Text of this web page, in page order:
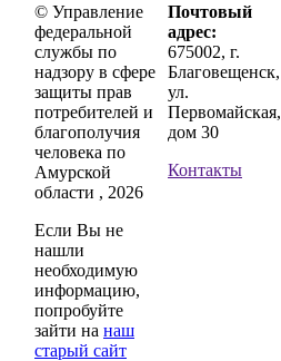
© Управление
федеральной
службы по
надзору в сфере
защиты прав
потребителей и
благополучия
человека по
Амурской
области , 2026
Если Вы не
нашли
необходимую
информацию,
попробуйте
зайти на наш
старый сайт
Почтовый
адрес:
675002, г.
Благовещенск,
ул.
Первомайская,
дом 30
Контакты